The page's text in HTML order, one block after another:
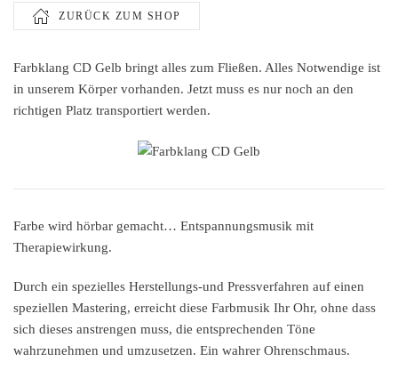
ZURÜCK ZUM SHOP
Farbklang CD Gelb bringt alles zum Fließen. Alles Notwendige ist
in unserem Körper vorhanden. Jetzt muss es nur noch an den
richtigen Platz transportiert werden.
Farbe wird hörbar gemacht… Entspannungsmusik mit
Therapiewirkung.
Durch ein spezielles Herstellungs-und Pressverfahren auf einen
speziellen Mastering, erreicht diese Farbmusik Ihr Ohr, ohne dass
sich dieses anstrengen muss, die entsprechenden Töne
wahrzunehmen und umzusetzen. Ein wahrer Ohrenschmaus.